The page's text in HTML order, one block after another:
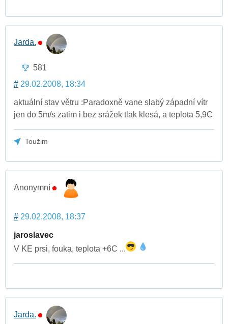
Jarda.
581
# 29.02.2008, 18:34
aktuální stav větru :Paradoxně vane slabý západní vítr
jen do 5m/s zatim i bez srážek tlak klesá, a teplota 5,9C
Toužim
Anonymní
# 29.02.2008, 18:37
jaroslavec
V KE prsi, fouka, teplota +6C ...
Jarda.